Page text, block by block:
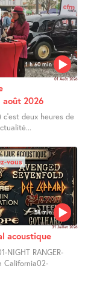
1 h 60 min
01 Août 2026
août 2026
c’est deux heures de
58 min
vous
31 Juillet 2026
acoustique
NIGHT RANGER-
California02-